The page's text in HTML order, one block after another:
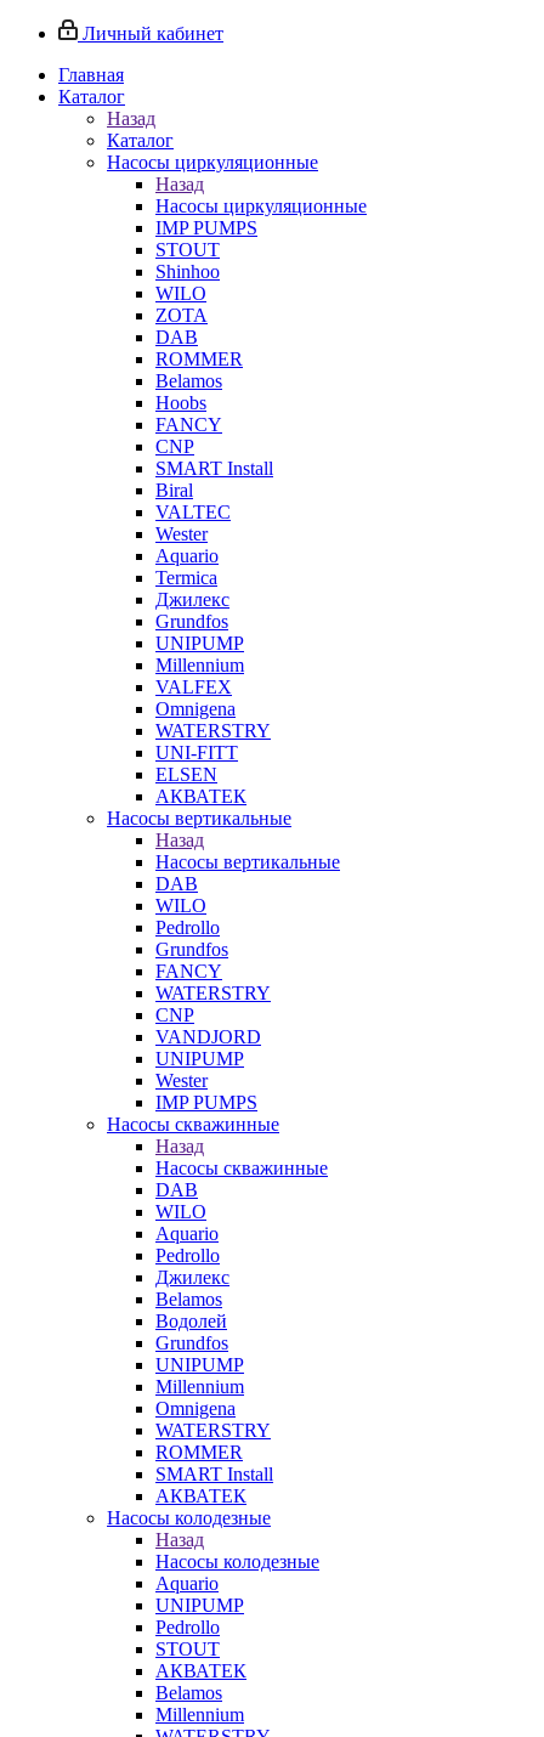
Личный кабинет
Главная
Каталог
Назад
Каталог
Насосы циркуляционные
Назад
Насосы циркуляционные
IMP PUMPS
STOUT
Shinhoo
WILO
ZOTA
DAB
ROMMER
Belamos
Hoobs
FANCY
CNP
SMART Install
Biral
VALTEC
Wester
Aquario
Termica
Джилекс
Grundfos
UNIPUMP
Millennium
VALFEX
Omnigena
WATERSTRY
UNI-FITT
ELSEN
АКВАТЕК
Насосы вертикальные
Назад
Насосы вертикальные
DAB
WILO
Pedrollo
Grundfos
FANCY
WATERSTRY
CNP
VANDJORD
UNIPUMP
Wester
IMP PUMPS
Насосы скважинные
Назад
Насосы скважинные
DAB
WILO
Aquario
Pedrollo
Джилекс
Belamos
Водолей
Grundfos
UNIPUMP
Millennium
Omnigena
WATERSTRY
ROMMER
SMART Install
АКВАТЕК
Насосы колодезные
Назад
Насосы колодезные
Aquario
UNIPUMP
Pedrollo
STOUT
АКВАТЕК
Belamos
Millennium